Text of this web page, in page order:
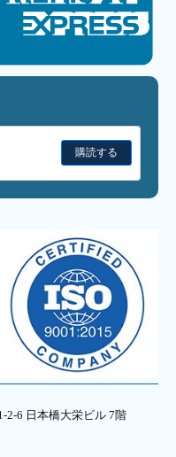
購読する
2-6 日本橋大栄ビル 7階